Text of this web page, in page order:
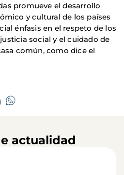
promueve el desarrollo
y cultural de los países
énfasis en el respeto de los
social y el cuidado de
común, como dice el
actualidad